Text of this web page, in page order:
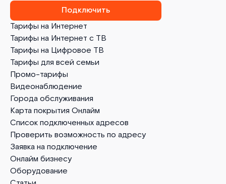
Тарифы на Интернет
Тарифы на Интернет с ТВ
Тарифы на Цифровое ТВ
Тарифы для всей семьи
Промо-тарифы
Видеонаблюдение
Города обслуживания
Карта покрытия Онлайм
Список подключенных адресов
Проверить возможность по адресу
Заявка на подключение
Онлайм бизнесу
Оборудование
Подключить